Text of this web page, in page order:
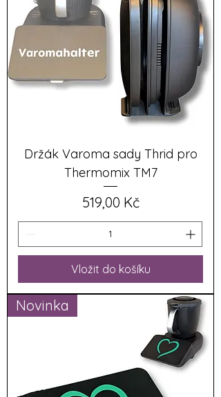
Držák Varoma sady Thrid pro
Thermomix TM7
Cena
519,00 Kč
Vložit do košíku
Novinka